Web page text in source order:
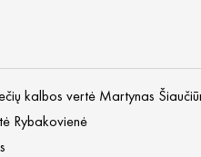
kalbos vertė Martynas
Rybakovienė